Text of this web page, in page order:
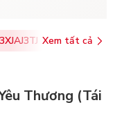
Xem tất cả
Thương (Tái